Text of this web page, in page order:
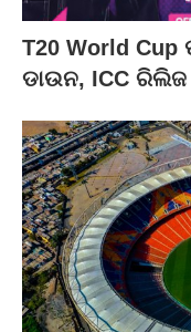
T20 World
ଡାଉନ, ICC ରିଲିଜ